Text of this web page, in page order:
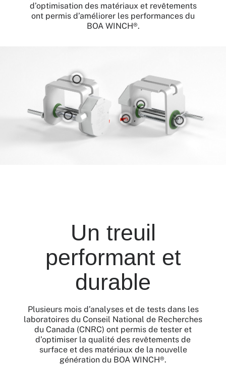
d’optimisation des matériaux et revêtements
ont permis d’améliorer les performances du
BOA WINCH®.
Un treuil
performant et
durable
Plusieurs mois d’analyses et de tests dans les
laboratoires du Conseil National de Recherches
du Canada (CNRC) ont permis de tester et
d’optimiser la qualité des revêtements de
surface et des matériaux de la nouvelle
génération du BOA WINCH®.